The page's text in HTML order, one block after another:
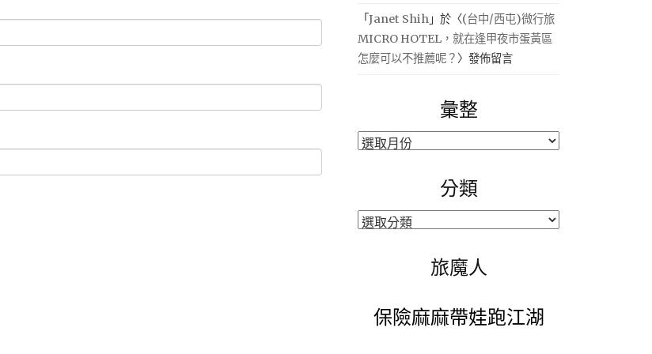
「Janet Shih 」於〈(台中/西屯)微行旅
MICRO HOTEL，就在逢甲夜市蛋黃區
怎麼可以不推薦呢？ 〉發佈留言
彙整
彙
分類
分
旅魔人
保險麻麻帶娃跑江湖